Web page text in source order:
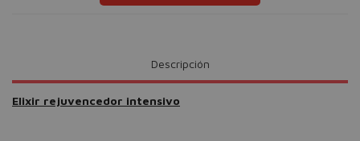
Descripción
Elixir rejuvencedor intensivo